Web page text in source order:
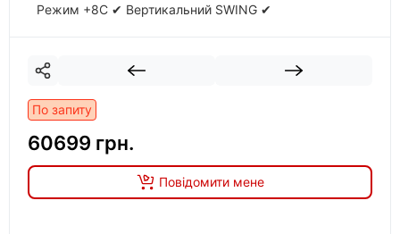
Режим +8С ✔ Вертикальний SWING ✔
По запиту
60699 грн.
Повідомити мене